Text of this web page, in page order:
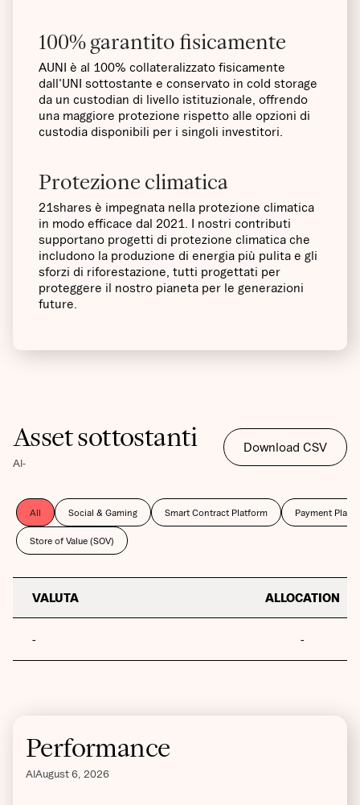
100% garantito fisicamente
AUNI è al 100% collateralizzato fisicamente
dall'UNI sottostante e conservato in cold storage
da un custodian di livello istituzionale, offrendo
una maggiore protezione rispetto alle opzioni di
custodia disponibili per i singoli investitori.
Protezione climatica
21shares è impegnata nella protezione climatica
in modo efficace dal 2021. I nostri contributi
supportano progetti di protezione climatica che
includono la produzione di energia più pulita e gli
sforzi di riforestazione, tutti progettati per
proteggere il nostro pianeta per le generazioni
future.
Asset sottostanti
Al-
Download CSV
All Social & Gaming Smart Contract Platform Payment
Store of Value (SOV)
VALUTA ALLOCATION
- -
Performance
AlAugust 6, 2026